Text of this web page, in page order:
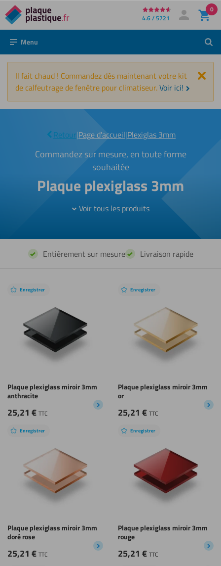
Directement
au
contenu
4.6 / 5721 Mon compte
Se connecter
0
Menu
Il fait chaud ! Commandez dès maintenant votre kit
de calfeutrage de fenêtre pour climatiseur.Voir ici!
Retour|Page d'accueil|Plexiglas 3mm
| Page
3
Plaque plexiglass 3mm
Commandez sur mesure, en toute forme
souhaitée
Voir tous les produits
Entièrement sur mesure Livraison rapide
Enregistrer
Plaque plexiglass miroir 3mm
anthracite
25,21 € TTC
Enregistrer
Plaque plexiglass miroir 3mm
or
25,21 € TTC
Enregistrer
Plaque plexiglass miroir 3mm
doré rose
25,21 € TTC
Enregistrer
Plaque plexiglass miroir 3mm
rouge
25,21 € TTC